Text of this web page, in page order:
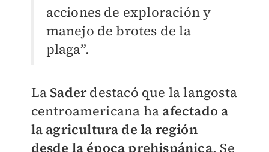
acciones de exploración y
manejo de brotes de la
plaga”.
La Saderdestacó que la langosta
centroamericana ha afectado a
la agricultura de la región
desde la época prehispánica. Se